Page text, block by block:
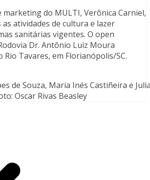
marketing do MULTI, Verônica Carniel,
atividades de cultura e lazer
sanitárias vigentes. O open
Dr. Antônio Luiz Moura
Rio Tavares, em Florianópolis/SC.
de Souza, Maria Inés Castiñeira e
Oscar Rivas Beasley